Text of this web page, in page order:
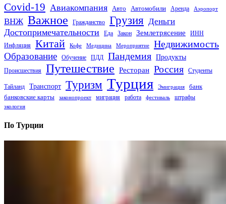
Covid-19 Авиакомпания Авто Автомобили Аренда Аэропорт
ВНЖ Важное Гражданство Грузия Деньги
Достопримечательности
Еда Закон Землетрясение
ИНН
Инфляция
Китай Кофе Медицина Мероприятие Недвижимость
Образование Обучение ПДД Пандемия Продукты
Происшествия Путешествие Ресторан Россия Студенты
Тайланд Транспорт Туризм Турция Эмиграция
банк
банковские карты
законопроект миграция работа фестиваль штрафы
экология
По Турции